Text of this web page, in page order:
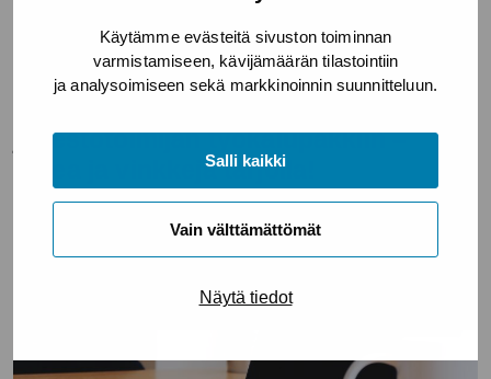
Käytämme evästeitä sivuston toiminnan
varmistamiseen, kävijämäärän tilastointiin
ja analysoimiseen sekä markkinoinnin suunnitteluun.
Vain välttämättömät
Salli kaikki
Näytä tiedot
järjestötoimijan työkalupakkiin –
tukea ja vinkkejä tarjolla!